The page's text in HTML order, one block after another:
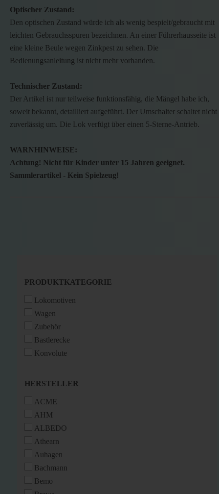
Optischer Zustand:
Den optischen Zustand würde ich als wenig bespielt/gebraucht mit
leichten Gebrauchsspuren bezeichnen. An einer Führerhausseite ist
eine kleine Beule wegen Zinkpest zu sehen. Die
Bedienungsanleitung ist nicht mehr vorhanden.
Technischer Zustand:
Der Artikel ist nur teilweise funktionsfähig, die Mängel habe ich,
soweit bekannt, detailliert aufgeführt. Der Umschalter schaltet nicht
zuverlässig um. Die Lok verfügt über einen 5-Sterne-Antrieb.
WARNHINWEISE:
Achtung! Nicht für Kinder unter 15 Jahren geeignet.
Sammlerartikel - Kein Spielzeug!
PRODUKTKATEGORIE
PRODUKTKATEGORIE
Lokomotiven
Wagen
Zubehör
Bastlerecke
Konvolute
HERSTELLER
HERSTELLER
ACME
AHM
ALBEDO
Athearn
Auhagen
Bachmann
Bemo